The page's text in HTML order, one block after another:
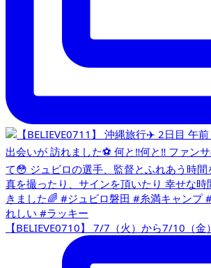
【BELIEVE0710】 7/7（火）から7/10（金）